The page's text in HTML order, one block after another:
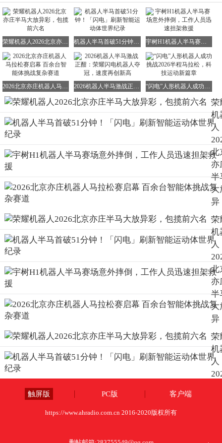
荣耀机器人2026北京亦庄半马大放异彩，包揽前六名 机器人半马首破51分钟！「闪电」刷新智能运动体世界纪录 宇树H1机器人半马赛场意外摔倒，工作人员迅速担架救援
2026北京亦庄机器人马拉松赛启幕 百余台智能体挑战复杂赛道 2026机器人半马激战正酣：荣耀闪电机器人夺冠，速度再创新高 “闪电”人形机器人成功挑战2026半程马拉松，科技运动新篇章
荣
机
人
北
亦
半
大
异
彩
包
前
名
荣
机
人
北
亦
半
大
异
彩
包
前
名
荣
机
人
触屏版 PC版 客户端
https://www.ahradio.com.cn 2016-2020版权所有